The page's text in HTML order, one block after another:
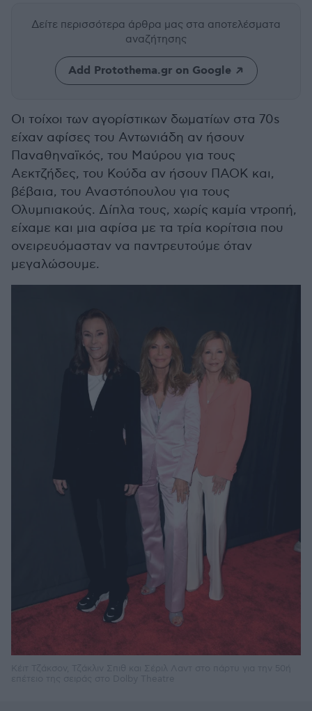
Δείτε περισσότερα άρθρα μας στα αποτελέσματα
αναζήτησης
Add Protothema.gr on Google
Οι τοίχοι των αγορίστικων δωματίων στα 70s
είχαν αφίσες του Αντωνιάδη αν ήσουν
Παναθηναϊκός, του Μαύρου για τους
Αεκτζήδες, του Κούδα αν ήσουν ΠΑΟΚ και,
βέβαια, του Αναστόπουλου για τους
Ολυμπιακούς. Δίπλα τους, χωρίς καμία ντροπή,
είχαμε και μια αφίσα με τα τρία κορίτσια που
ονειρευόμασταν να παντρευτούμε όταν
μεγαλώσουμε.